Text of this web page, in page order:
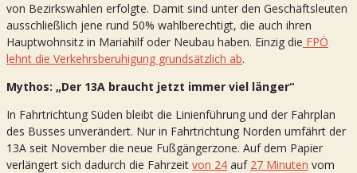
von Bezirkswahlen erfolgte. Damit sind unter den Geschäftsleuten
ausschließlich jene rund 50% wahlberechtigt, die auch ihren
Hauptwohnsitz in Mariahilf oder Neubau haben. Einzig die FPÖ
lehnt die Verkehrsberuhigung grundsätzlich ab.
Mythos: „Der 13A braucht jetzt immer viel länger“
In Fahrtrichtung Süden bleibt die Linienführung und der Fahrplan
des Busses unverändert. Nur in Fahrtrichtung Norden umfährt der
13A seit November die neue Fußgängerzone. Auf dem Papier
verlängert sich dadurch die Fahrzeit von 24 auf 27 Minuten vom